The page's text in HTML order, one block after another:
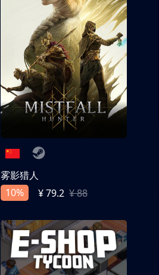
雾影猎人
10%
¥ 79.2 ¥ 88